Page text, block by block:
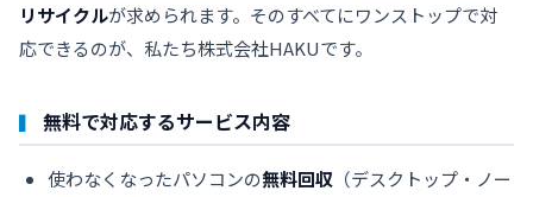
リサイクルが求められます。そのすべてにワンストップで対
応できるのが、私たち株式会社HAKUです。
無料で対応するサービス内容
使わなくなったパソコンの無料回収 （デスクトップ・ノー